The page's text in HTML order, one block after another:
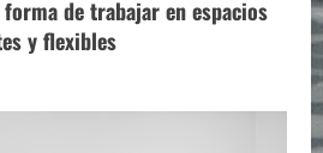
de trabajar en espacios
y flexibles